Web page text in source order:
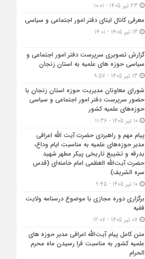
معرفی کانال ایتای دفتر امور اجتماعی و سیاسی
گزارش تصویری سرپرست دفتر امور اجتماعی و
سیاسی حوزه های علمیه به استان زنجان
شورای معاونان مدیریت حوزه استان زنجان با
حضور سرپرست دفتر امور اجتماعی و سیاسی
حوزه‌های علمیه کشور
10 تیر 1405 - 11:36
پیام مهم و راهبردی حضرت آیت الله اعرافی
مدیر حوزه‌های علمیه به مناسبت ایام وداع،
بدرقه و تشییع تاریخی پیکر مطهر شهید
حضرت آیت‌الله العظمی امام خامنه‌ای (قدس
سره الشریف)
10 تیر 1405 - 9:45
برگزاری دوره مجازی با موضوع درسنامه ولایت
فقیه
متن کامل پیام آیت‌الله اعرافی مدیر حوزه های
علمیه کشور به مناسبت فرا رسیدن ماه محرم
الحرام